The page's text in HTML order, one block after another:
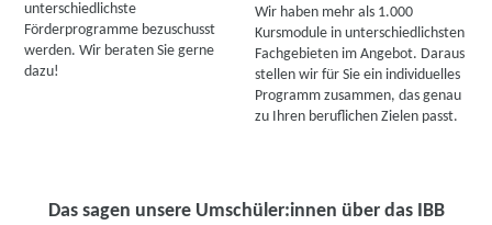
unterschiedlichste
Förderprogramme bezuschusst
werden. Wir beraten Sie gerne
dazu!
Wir haben mehr als 1.000
Kursmodule in unterschiedlichsten
Fachgebieten im Angebot. Daraus
stellen wir für Sie ein individuelles
Programm zusammen, das genau
zu Ihren beruflichen Zielen passt.
Das sagen unsere Umschüler:innen über das IBB